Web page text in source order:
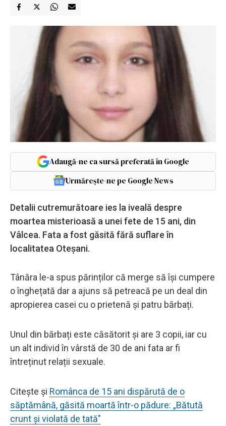
Adaugă-ne ca sursă preferată în Google
Urmărește-ne pe Google News
Detalii cutremurătoare ies la iveală despre
moartea misterioasă a unei fete de 15 ani, din
Vâlcea. Fata a fost găsită fără suflare în
localitatea Oteșani.
Tânăra le-a spus părinților că merge să își cumpere
o înghețată dar a ajuns să petreacă pe un deal din
apropierea casei cu o prietenă și patru bărbați.
Unul din bărbați este căsătorit și are 3 copii, iar cu
un alt individ în vârstă de 30 de ani fata ar fi
întreținut relații sexuale.
Citește și Românca de 15 ani dispărută de o
săptămână, găsită moartă într-o pădure: „Bătută
crunt și violată de tată"